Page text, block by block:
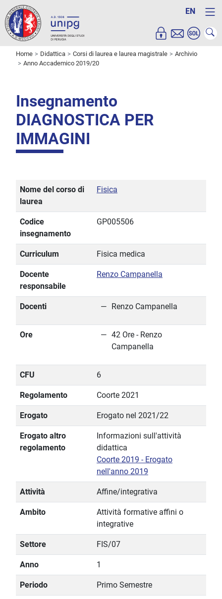
EN
Home Didattica Corsi di laurea e laurea magistrale
Archivio
Anno Accademico 2019/20
Insegnamento
DIAGNOSTICA PER
IMMAGINI
Nome del corso di
laurea
Fisica
Codice
insegnamento
GP005506
Curriculum Fisica medica
Docente
responsabile
Renzo Campanella
Docenti Renzo Campanella
Ore
42 Ore - Renzo
Campanella
CFU 6
Regolamento Coorte 2021
Erogato Erogato nel 2021/22
Erogato altro
regolamento
Informazioni sull'attività
didattica
Coorte 2019 - Erogato
nell'anno 2019
Attività Affine/integrativa
Ambito
Attività formative affini o
integrative
Settore FIS/07
Anno 1
Periodo Primo Semestre